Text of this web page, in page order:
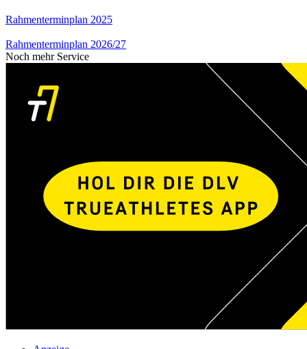
Rahmenterminplan 2025
Rahmenterminplan 2026/27
Noch mehr Service